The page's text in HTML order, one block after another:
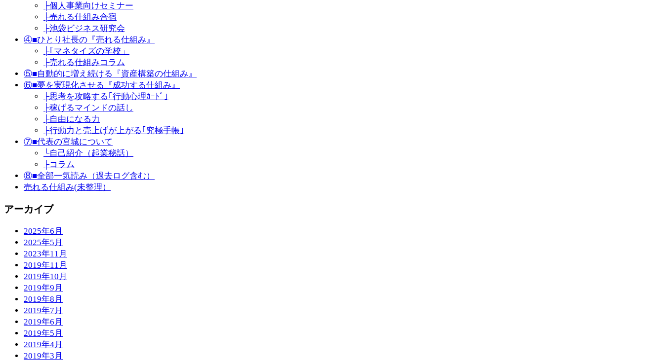
├個人事業向けセミナー
├売れる仕組み合宿
├池袋ビジネス研究会
④■ひとり社長の『売れる仕組み』
├｢マネタイズの学校」
├売れる仕組みコラム
⑤■自動的に増え続ける『資産構築の仕組み』
⑥■夢を実現化させる『成功する仕組み』
├思考を攻略する｢行動心理ｶｰﾄﾞ｣
├稼げるマインドの話し
├自由になる力
├行動力と売上げが上がる｢究極手帳｣
⑦■代表の宮城について
└自己紹介（起業秘話）
├コラム
⑧■全部一気読み（過去ログ含む）
売れる仕組み(未整理）
アーカイブ
2025年6月
2025年5月
2023年11月
2019年11月
2019年10月
2019年9月
2019年8月
2019年7月
2019年6月
2019年5月
2019年4月
2019年3月